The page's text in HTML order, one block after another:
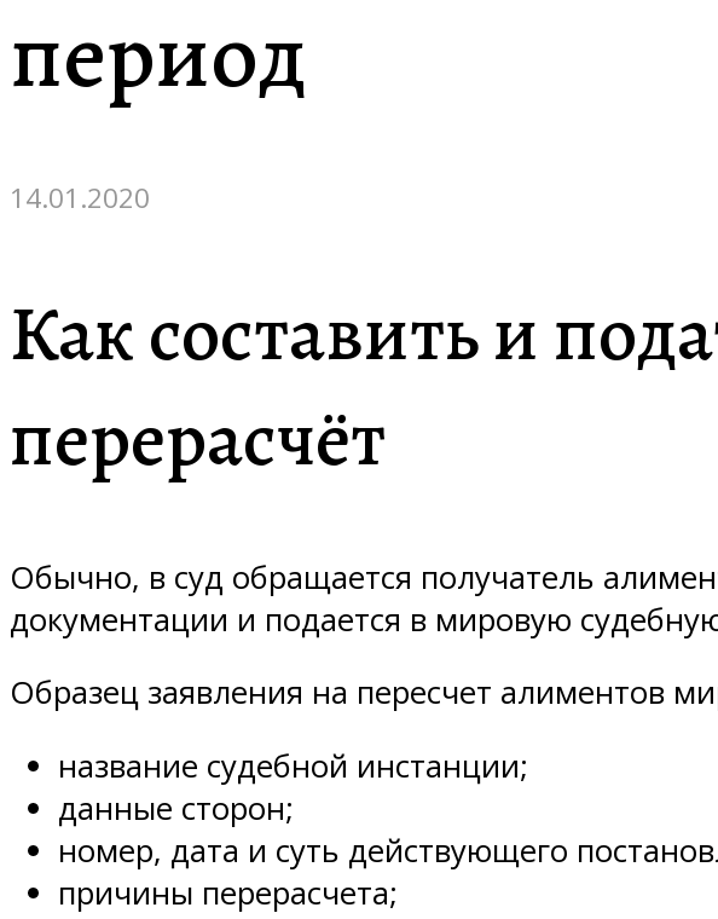
период
14.01.2020
Как составить и
перерасчёт
Обычно, в суд обращается получатель
документации и подается в мировую
Образец заявления на пересчет алиментов
название судебной инстанции;
данные сторон;
номер, дата и суть действующего
причины перерасчета;